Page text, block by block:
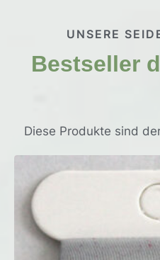
UNSERE
Bestseller
Diese Produkte sind